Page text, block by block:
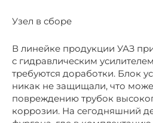
Узел в сборе
В линейке продукции УАЗ
с гидравлическим
требуются доработки. Блок
никак не защищали, что
повреждению трубок
коррозии. На сегодняшний